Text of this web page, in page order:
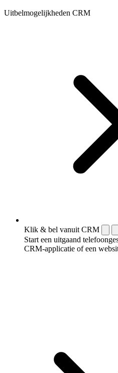
Uitbelmogelijkheden CRM
Klik & bel vanuit CRM
Start een uitgaand
CRM-applicatie of een